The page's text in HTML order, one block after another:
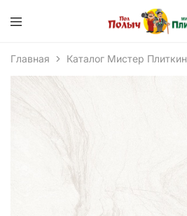
Главная Каталог Мистер Плиткин